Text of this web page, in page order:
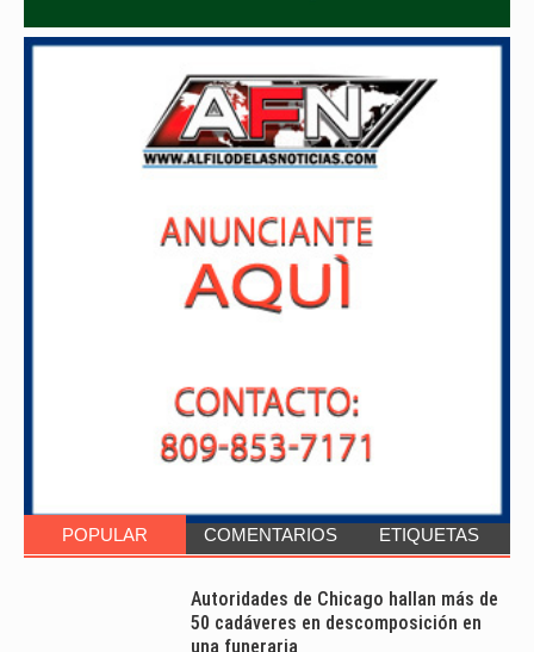
POPULAR COMENTARIOS ETIQUETAS
Autoridades de Chicago hallan más de
50 cadáveres en descomposición en
una funeraria